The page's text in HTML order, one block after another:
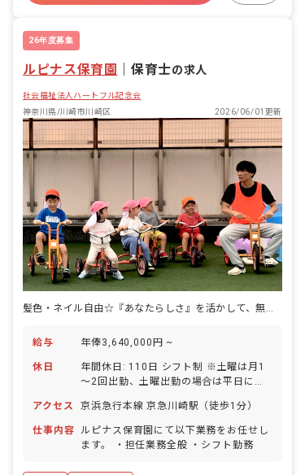
26年度募集
ルピナス保育園 ｜保育士の求人
社会福祉法人ハートフル記念会
神奈川県/川崎市川崎区
2026/06/01更新
給与 年俸3,640,000円 ~
休日
年間休日: 110日 シフト制 ※土曜は月1
～2回出勤、土曜出勤の場合は平日に公
得率90％／半日単位での有給取得可能／
5日連続の連休も可） 特別休暇（結婚・
出産等慶弔） 産前産後・育児休暇（取得
アクセス 京浜急行本線 京急川崎駅（徒歩1分）
仕事内容
ルピナス保育園にて以下業務をお任せし
ます。 ・担任業務全般 ・シフト勤務